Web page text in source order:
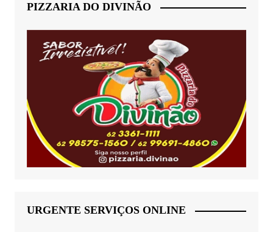
PIZZARIA DO DIVINÃO
URGENTE SERVIÇOS ONLINE